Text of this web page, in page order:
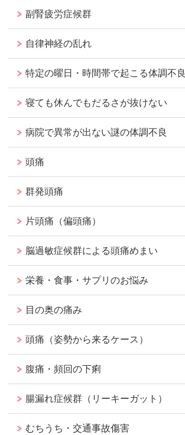
副腎疲労症候群
自律神経の乱れ
特定の曜日・時間帯で起こる体調不良
寝ても休んでもだるさが抜けない
病院で異常が出ない謎の体調不良
頭痛
群発頭痛
片頭痛（偏頭痛）
脳過敏症候群による頭痛めまい
栄養・食事・サプリのお悩み
目の奥の痛み
頭痛（姿勢から来るケース）
腹痛・頻回の下痢
腸漏れ症候群（リーキーガット）
むちうち・交通事故傷害